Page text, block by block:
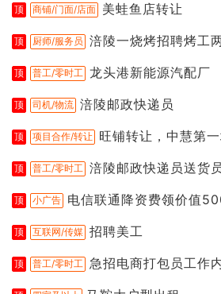
顶 商铺/门面/店面 美蛙鱼店转让
顶 厨师/服务员 涪陵一烧烤招聘烤工
顶 普工/零时工 龙头港新能源汽配厂
顶 司机/物流 涪陵邮政快递员
顶 项目合作/转让 旺铺转让，中慧第
顶 普工/零时工 涪陵邮政快递员送货
顶 小广告 电信联通降资费领价值
顶 互联网/传媒 招聘美工
顶 普工/零时工 急招电商打包员工作